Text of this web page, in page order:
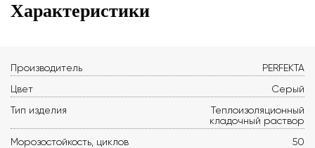
Характеристики
Производитель
PERFEKTA
Цвет
Серый
Тип изделия
Теплоизоляционный
кладочный раствор
Морозостойкость, циклов
50